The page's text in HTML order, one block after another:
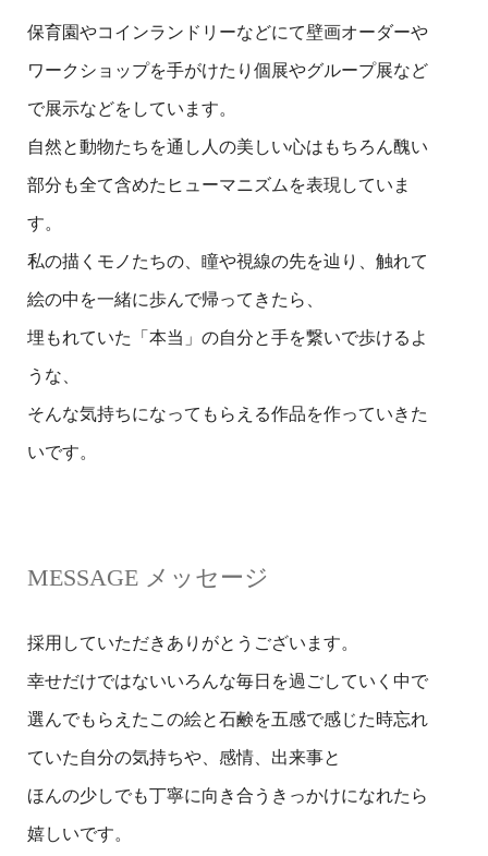
保育園やコインランドリーなどにて壁画オーダーや
ワークショップを手がけたり個展やグループ展など
で展示などをしています。
自然と動物たちを通し人の美しい心はもちろん醜い
部分も全て含めたヒューマニズムを表現していま
す。
私の描くモノたちの、瞳や視線の先を辿り、触れて
絵の中を一緒に歩んで帰ってきたら、
埋もれていた「本当」の自分と手を繋いで歩けるよ
うな、
そんな気持ちになってもらえる作品を作っていきた
いです。
MESSAGE メッセージ
採用していただきありがとうございます。
幸せだけではないいろんな毎日を過ごしていく中で
選んでもらえたこの絵と石鹸を五感で感じた時忘れ
ていた自分の気持ちや、感情、出来事と
ほんの少しでも丁寧に向き合うきっかけになれたら
嬉しいです。